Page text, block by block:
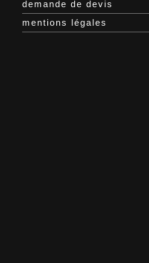
demande de devis
mentions légales